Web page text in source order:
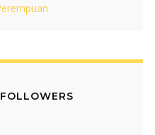
FOLLOWERS